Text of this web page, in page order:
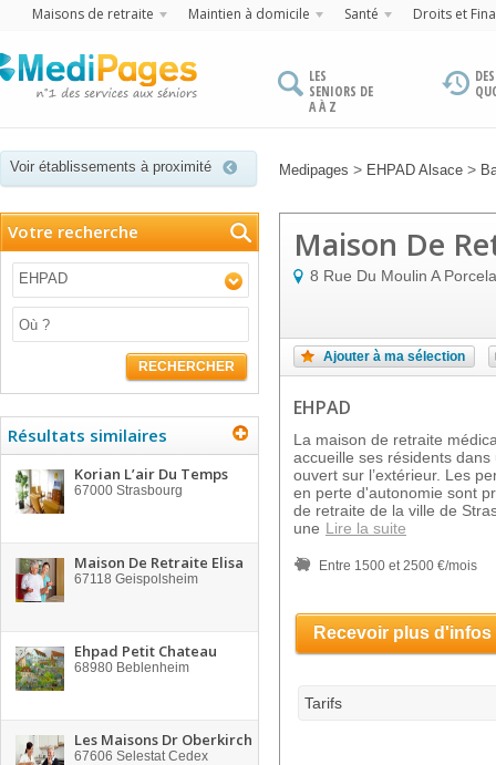
Maisons de retraite Maintien à domicile Santé Droits et
LES
SENIORS DE
A À Z
Voir établissements à proximité Medipages > EHPAD Alsace >
Votre recherche
EHPAD
RECHERCHER
Résultats similaires
Korian L’air Du Temps
67000 Strasbourg
Maison De Retraite Elisa
67118 Geispolsheim
Ehpad Petit Chateau
68980 Beblenheim
Les Maisons Dr Oberkirch
67606 Selestat Cedex
Maison De
8 Rue Du Moulin A
Ajouter à ma sélection
EHPAD
La maison de retraite
accueille ses résidents
ouvert sur l’extérieur. Les
en perte d'autonomie sont
de retraite de la ville de
une Lire la suite
Entre 1500 et 2500 €/mois
Recevoir plus d'infos
Tarifs